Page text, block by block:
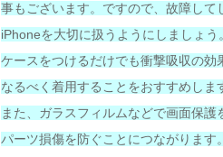
事もございます。ですので、故障して
iPhoneを大切に扱うようにしましょう。
ケースをつけるだけでも衝撃吸収の効
なるべく着用することをおすすめしま
また、ガラスフィルムなどで画面保護
パーツ損傷を防ぐことにつながります。